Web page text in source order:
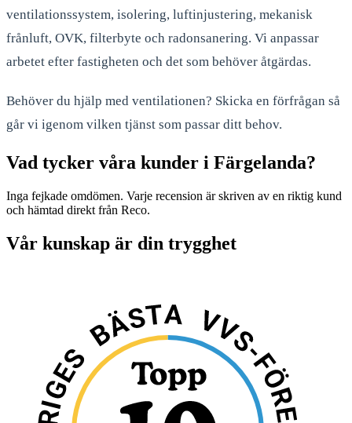
ventilationssystem, isolering, luftinjustering, mekanisk
frånluft, OVK, filterbyte och radonsanering. Vi anpassar
arbetet efter fastigheten och det som behöver åtgärdas.
Behöver du hjälp med ventilationen? Skicka en förfrågan så
går vi igenom vilken tjänst som passar ditt behov.
Vad tycker våra kunder i Färgelanda?
Inga fejkade omdömen. Varje recension är skriven av en riktig kund
och hämtad direkt från Reco.
Vår kunskap är din trygghet